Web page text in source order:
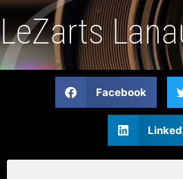
LeZarts
Facebook